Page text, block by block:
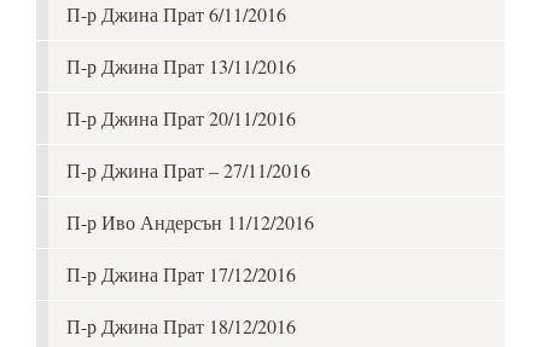
П-р Джина Прат 6/11/2016
П-р Джина Прат 13/11/2016
П-р Джина Прат 20/11/2016
П-р Джина Прат – 27/11/2016
П-р Иво Андерсън 11/12/2016
П-р Джина Прат 17/12/2016
П-р Джина Прат 18/12/2016